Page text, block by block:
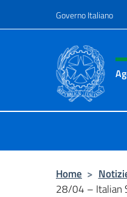
Governo Italiano
Home >
28/04 – Italian